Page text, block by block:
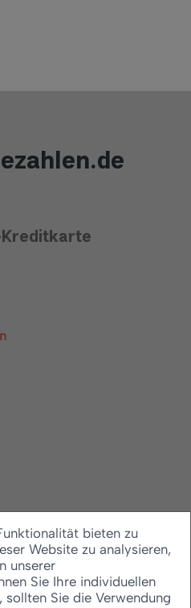
bieten zu
Website zu analysieren,
unserer
Sie Ihre individuellen
sollten Sie die Verwendung